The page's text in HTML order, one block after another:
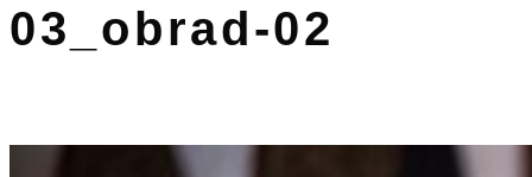
03_obrad-02